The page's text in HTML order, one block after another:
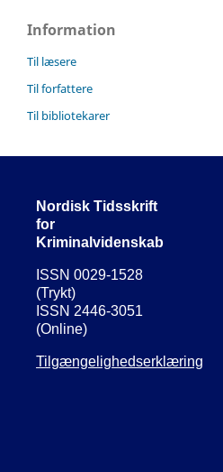
Information
Til læsere
Til forfattere
Til bibliotekarer
Nordisk Tidsskrift
for
Kriminalvidenskab
ISSN 0029-1528
(Trykt)
ISSN 2446-3051
(Online)
Tilgængelighedserklæring